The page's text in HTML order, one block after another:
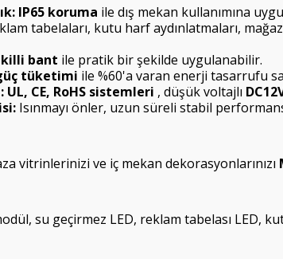
IP65 koruma ile dış mekan kullanımına
tabelaları, kutu harf aydınlatmaları,
bant ile pratik bir şekilde uygulanabilir.
tüketimi ile %60'a varan enerji tasarrufu
CE, RoHS sistemleri , düşük voltajlı
Isınmayı önler, uzun süreli stabil
vitrinlerinizi ve iç mekan dekorasyonlarınızı
su geçirmez LED, reklam tabelası LED,